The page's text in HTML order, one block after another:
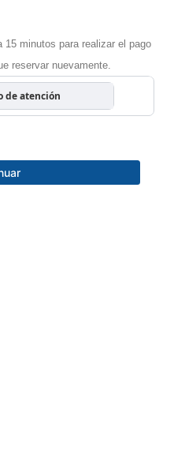
minutos para realizar el pago
reservar nuevamente.